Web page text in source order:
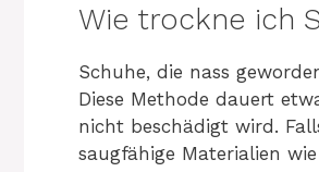
Wie trockne ich
Schuhe, die nass
Diese Methode dauert
nicht beschädigt wird.
saugfähige Materialien